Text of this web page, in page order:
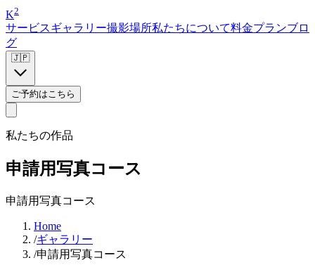
K2
サービスギャラリー撮影場所私たちについて料金プランブロ
グ
🇯🇵
ご予約はこちら
私たちの作品
申請用写真コース
申請用写真コース
Home
/ギャラリー
/申請用写真コース